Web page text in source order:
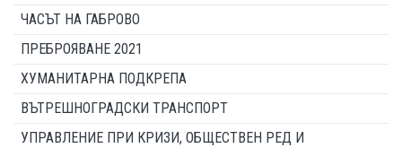
ЧАСЪТ НА ГАБРОВО
ПРЕБРОЯВАНЕ 2021
ХУМАНИТАРНА ПОДКРЕПА
ВЪТРЕШНОГРАДСКИ ТРАНСПОРТ
УПРАВЛЕНИЕ ПРИ КРИЗИ, ОБЩЕСТВЕН РЕД И